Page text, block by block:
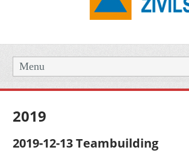
Menu
2019
2019-12-13 Teambuilding